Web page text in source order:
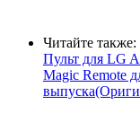
Читайте также:
Пульт для LG
Magic Remote